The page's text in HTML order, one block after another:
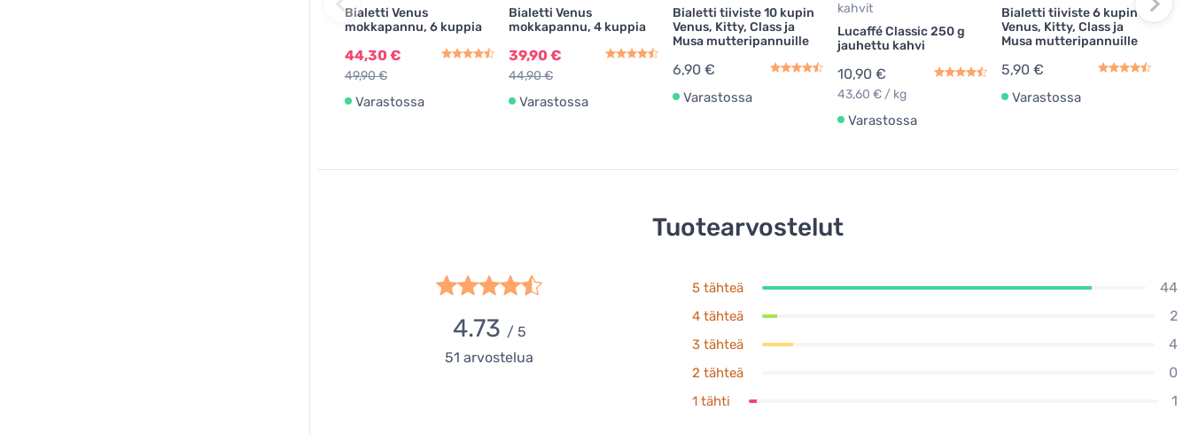
Bialetti Venus
mokkapannu, 6 kuppia
44,30 €
49,90 €
Varastossa
Bialetti Venus
mokkapannu, 4 kuppia
39,90 €
44,90 €
Varastossa
Bialetti tiiviste 10 kupin
Venus, Kitty, Class ja
Musa mutteripannuille
6,90 €
Varastossa
kahvit
Lucaffé Classic 250 g
jauhettu kahvi
10,90 €
43,60 € / kg
Varastossa
Bialetti tiiviste 6 kupin
Venus, Kitty, Class ja
Musa mutteripannuille
5,90 €
Varastossa
Tuotearvostelut
4.73 / 5
51 arvostelua
5 tähteä 44
4 tähteä 2
3 tähteä 4
2 tähteä 0
1 tähti 1